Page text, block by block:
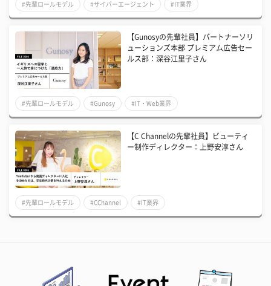
#先輩ロールモデル #サイバーエージェント #IT業界
【Gunosyの先輩社員】パートナーソリ
ューションズ本部 プレミアム広告セー
ルス部：深谷江里子さん
#先輩ロールモデル #Gunosy #IT・Web業界
【C Channelの先輩社員】ビューティ
ー制作ディレクター：上野安淳さん
#先輩ロールモデル #CChannel #IT業界